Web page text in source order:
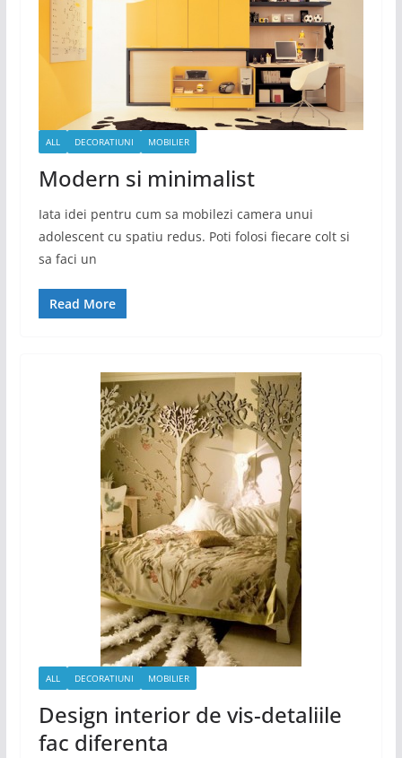
ALL DECORATIUNI MOBILIER
Modern si minimalist
Iata idei pentru cum sa mobilezi camera unui
adolescent cu spatiu redus. Poti folosi fiecare colt si
sa faci un
Read More
ALL DECORATIUNI MOBILIER
Design interior de vis-detaliile
fac diferenta